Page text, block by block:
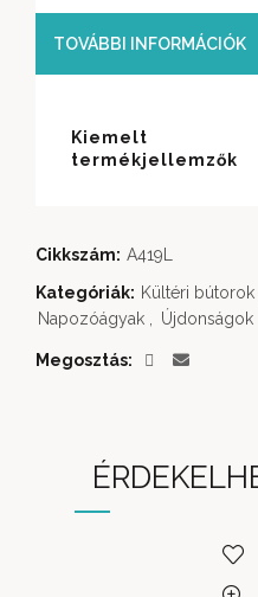
TOVÁBBI INFORMÁCIÓK
Kiemelt
termékjellemzők
Cikkszám: A419L
Kategóriák: Kültéri bútorok
Napozóágyak
Újdonságok
Megosztás